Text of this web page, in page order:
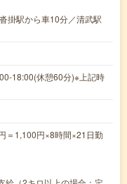
掛駅から車10分／清武駅
18:00(休憩60分)※上記時
＝1,100円×8時間×21日勤